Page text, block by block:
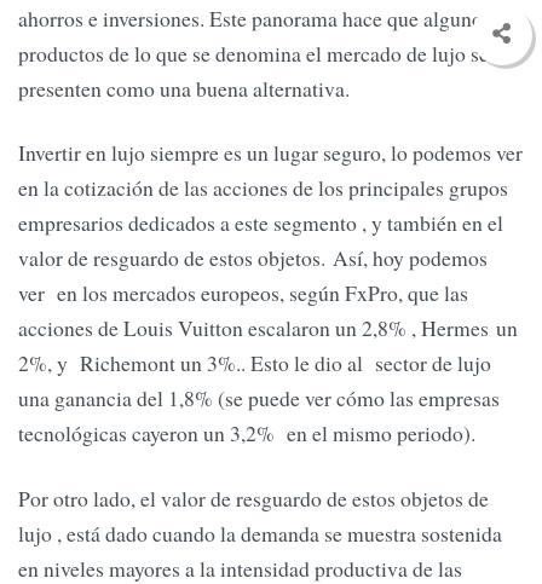
ahorros e inversiones. Este panorama hace que algunos
productos de lo que se denomina el mercado de lujo se
presenten como una buena alternativa.
Invertir en lujo siempre es un lugar seguro, lo podemos ver
en la cotización de las acciones de los principales grupos
empresarios dedicados a este segmento , y también en el
valor de resguardo de estos objetos. Así, hoy podemos
ver en los mercados europeos, según FxPro, que las
acciones de Louis Vuitton escalaron un 2,8% , Hermes un
2%, y Richemont un 3%.. Esto le dio al sector de lujo
una ganancia del 1,8% (se puede ver cómo las empresas
tecnológicas cayeron un 3,2% en el mismo periodo).
Por otro lado, el valor de resguardo de estos objetos de
lujo , está dado cuando la demanda se muestra sostenida
en niveles mayores a la intensidad productiva de las